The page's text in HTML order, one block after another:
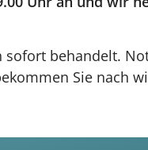
behandelt.
Sie nach